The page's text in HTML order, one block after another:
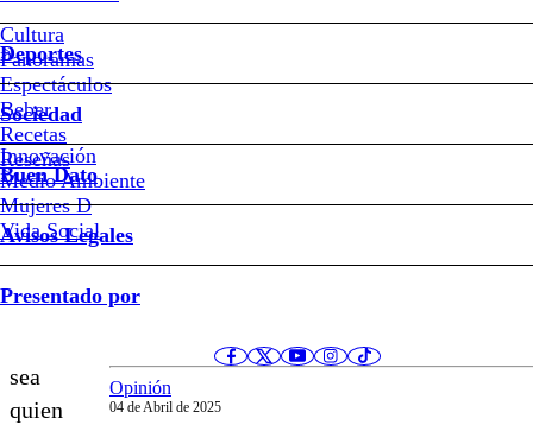
Cultura
Panoramas
Espectáculos
Beber
Recetas
Reseñas
Deportes
Sociedad
Innovación
Medio Ambiente
Mujeres D
Vida Social
Buen Dato
Avisos Legales
Presentado por
Más
allá
de
que
le
repugne
que
controle
sea
quien
Notas relacionadas
07 de Abril de 2025
Pendulum
Opinión
04 de Abril de 2025